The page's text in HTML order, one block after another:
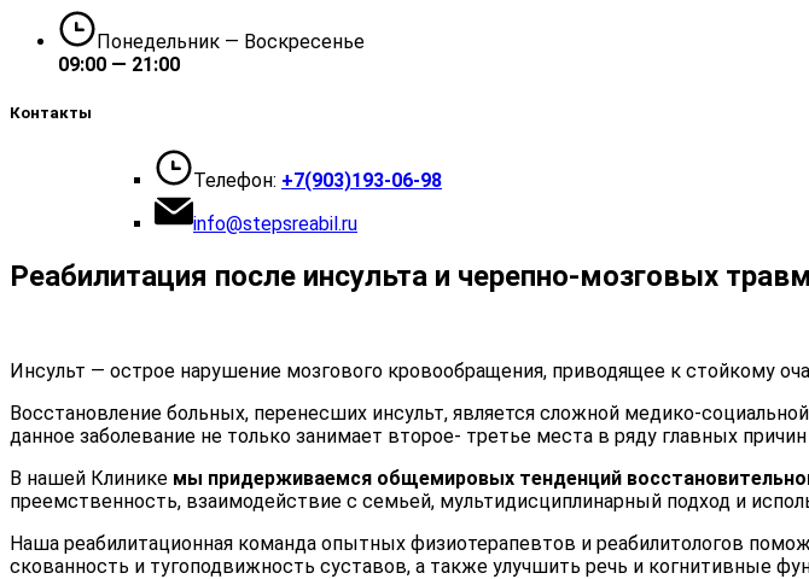
Понедельник — Воскресенье
09:00 — 21:00
Контакты
Телефон: +7(903)193-06-98
info@stepsreabil.ru
Реабилитация после инсульта и черепно-мозговых травм
Инсульт — острое нарушение мозгового кровообращения, приводящее к стойкому
Восстановление больных, перенесших инсульт, является сложной медико-
данное заболевание не только занимает второе- третье места в ряду главных
В нашей Клинике мы придерживаемся общемировых тенденций
преемственность, взаимодействие с семьей, мультидисциплинарный подход и
Наша реабилитационная команда опытных физиотерапевтов и реабилитологов
скованность и тугоподвижность суставов, а также улучшить речь и когнитивные